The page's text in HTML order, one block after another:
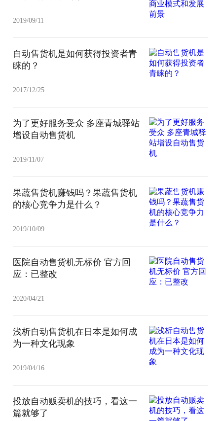
2019/09/11
自动售货机是如何获得投资者青
睐的？
2017/12/25
为了更好服务受众 多座青城驿站
增设自动售货机
2019/11/07
果蔬售货机赚钱吗？果蔬售货机
的核心竞争力是什么？
2019/10/09
医院自动售货机无标价 官方回
应：已整改
2020/04/21
浅析自动售货机在日本是如何成
为一种文化现象
2019/04/16
投放自动贩卖机的技巧，看这一
篇就够了